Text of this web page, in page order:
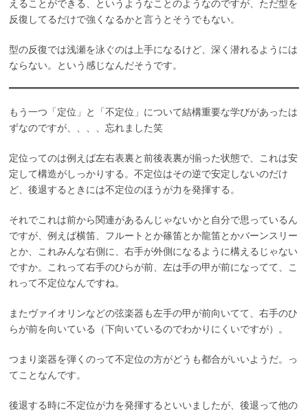
えることができる、というようなことのようなのですが、ただ型を
反復してるだけで強くなるかと言うとそうでもない。
型の反復では浅瀬を泳ぐのは上手になるけど、深く潜れるようには
ならない。という感じなんだそうです。
もう一つ「定位」と「不定位」について結構重要な学びがあったは
ずなのですが、、、、忘れました笑
定位ってのは例えば左右表裏と前後表裏が揃った状態で、これは安
定して構造がしっかりする。不定位はその逆で安定しないのだけ
ど、後退するときには不定位のほうが力を発揮する。
それでこれは前から関連があるんじゃないかと自分で思っているん
ですが、例えば横笛、フルートとか篠笛とか龍笛とかバーンスリー
とか、これみんな右側に、右手が外側になるように構えるじゃない
ですか。これって右手のひらが前、左は手の甲が前になってて、こ
れって不定位なんですね。
またヴァイオリンなどの弦楽器も左手の甲が前向いてて、右手のひ
らが前を向いている（下向いているのでわかりにくいですが）。
つまり楽器を弾くのって不定位の方がどうも都合がいいようだ。っ
てことなんです。
後退する時に不定位が力を発揮するといいましたが、後退って他の